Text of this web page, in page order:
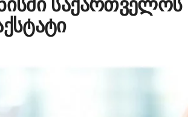
საქართველოს